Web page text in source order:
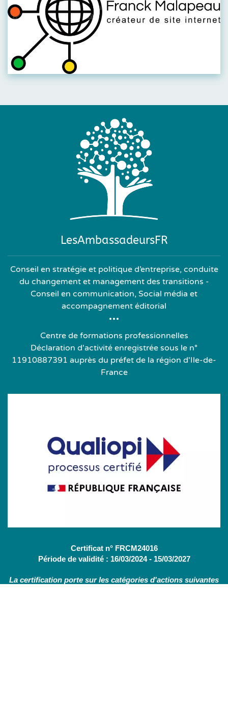
Visiter leur site
LesAmbassadeursFR
Conseil en stratégie et politique d’entreprise, conduite
du changement et management des transitions -
Conseil en communication, Social média et
accompagnement éditorial
Centre de formations professionnelles
Déclaration d'activité enregistrée sous le n°
11910887391 auprès du préfet de la région d'Ile-de-
France
Certificat n° FRCM24016
Période de validité : 16/03/2024 - 15/03/2027
La certification porte sur les catégories d'actions suivantes